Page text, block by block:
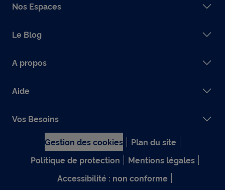
Nos Espaces
Le Blog
A propos
Aide
Vos Besoins
Gestion des cookies
Plan du site
Politique de protection
Mentions légales
Accessibilité : non conforme